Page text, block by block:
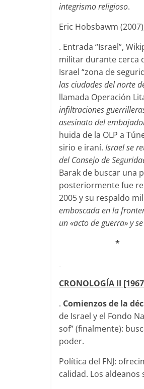
integrismo religioso.
Eric Hobsbawm
. Entrada “Israel”,
militar durante cerca
Israel “zona de
las ciudades del norte
llamada Operación
infiltraciones
asesinato del
huida de la OLP a
sirio e iraní. Israel se
del Consejo de
Barak de buscar una
posteriormente fue
2005 y su respaldo
emboscada en la
un «acto de guerra» y
*
CRONOLOGÍA II
. Comienzos de la
de Israel y el Fondo
sof” (finalmente):
poder.
Política del FNJ:
calidad. Los